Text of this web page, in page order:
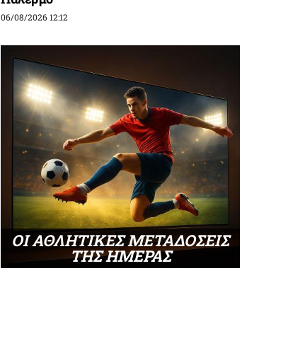
06/08/2026 12:12
ΟΙ ΑΘΛΗΤΙΚΕΣ ΜΕΤΑΔΟΣΕΙΣ
ΤΗΣ ΗΜΕΡΑΣ